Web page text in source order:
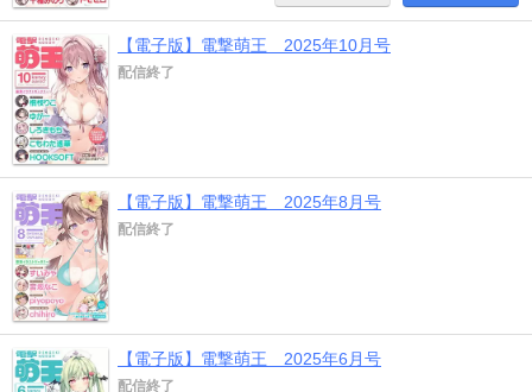
【電子版】電撃萌王 2025年10月号
配信終了
【電子版】電撃萌王 2025年8月号
配信終了
【電子版】電撃萌王 2025年6月号
配信終了